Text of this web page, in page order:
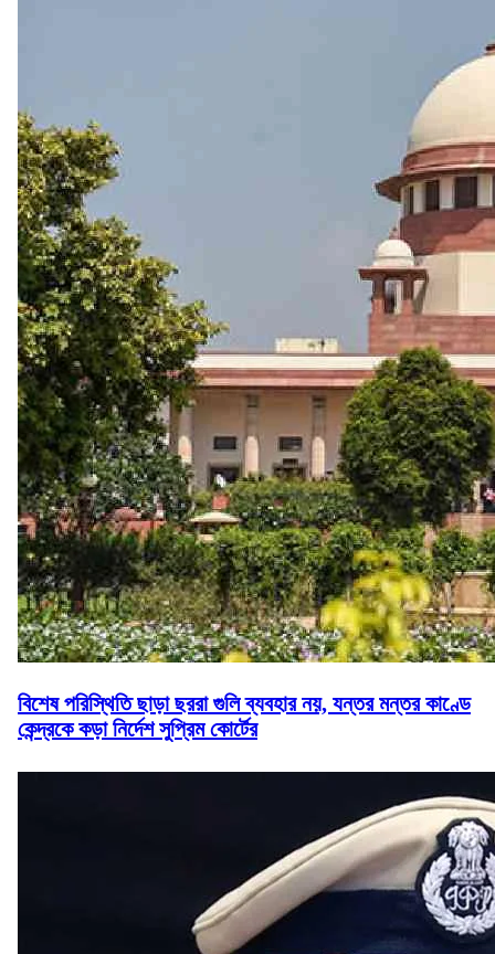
বিশেষ পরিস্থিতি ছাড়া ছররা গুলি ব্যবহার নয়, যন্তর মন্তর কাণ্ডে
কেন্দ্রকে কড়া নির্দেশ সুপ্রিম কোর্টের